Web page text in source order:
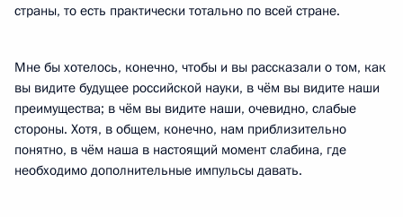
страны, то есть практически тотально по всей стране.
Мне бы хотелось, конечно, чтобы и вы рассказали о том, как
вы видите будущее российской науки, в чём вы видите наши
преимущества; в чём вы видите наши, очевидно, слабые
стороны. Хотя, в общем, конечно, нам приблизительно
понятно, в чём наша в настоящий момент слабина, где
необходимо дополнительные импульсы давать.